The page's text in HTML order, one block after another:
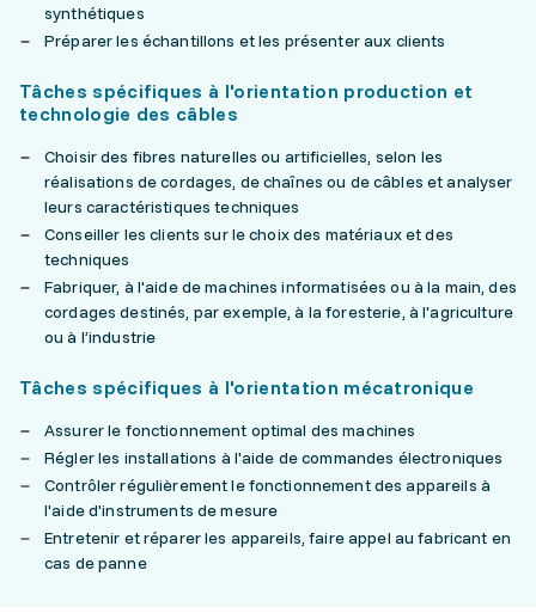
synthétiques
Préparer les échantillons et les présenter aux clients
Tâches spécifiques à l'orientation production et
technologie des câbles
Choisir des fibres naturelles ou artificielles, selon les
réalisations de cordages, de chaînes ou de câbles et analyser
leurs caractéristiques techniques
Conseiller les clients sur le choix des matériaux et des
techniques
Fabriquer, à l'aide de machines informatisées ou à la main, des
cordages destinés, par exemple, à la foresterie, à l'agriculture
ou à l’industrie
Tâches spécifiques à l'orientation mécatronique
Assurer le fonctionnement optimal des machines
Régler les installations à l'aide de commandes électroniques
Contrôler régulièrement le fonctionnement des appareils à
l'aide d'instruments de mesure
Entretenir et réparer les appareils, faire appel au fabricant en
cas de panne